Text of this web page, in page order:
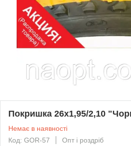
Покришка 26х1,95/2,10
Немає в наявності
Код: GOR-57
Опт і роздріб